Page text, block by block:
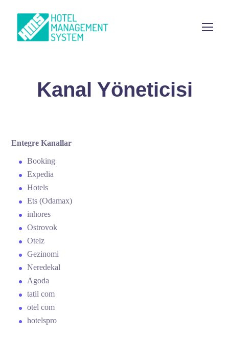
Kanal Yöneticisi
Entegre Kanallar
Booking
Expedia
Hotels
Ets (Odamax)
inhores
Ostrovok
Otelz
Gezinomi
Neredekal
Agoda
tatil com
otel com
hotelspro